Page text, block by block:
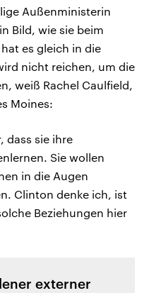
Außenministerin
Bild, wie sie beim
es gleich in die
nicht reichen, um die
weiß Rachel Caulfield,
Moines:
dass sie ihre
Sie wollen
in die Augen
Clinton denke ich, ist
Beziehungen hier
externer